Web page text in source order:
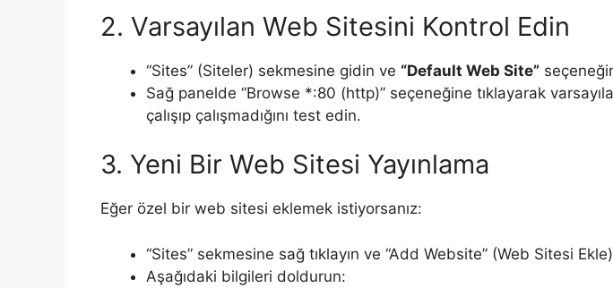
2. Varsayılan Web Sitesini Kontrol Edin
“Sites” (Siteler) sekmesine gidin ve “Default Web Site”
Sağ panelde “Browse *:80 (http)” seçeneğine tıklayarak
çalışıp çalışmadığını test edin.
3. Yeni Bir Web Sitesi Yayınlama
Eğer özel bir web sitesi eklemek istiyorsanız:
“Sites” sekmesine sağ tıklayın ve “Add Website” (Web Sitesi
Aşağıdaki bilgileri doldurun: